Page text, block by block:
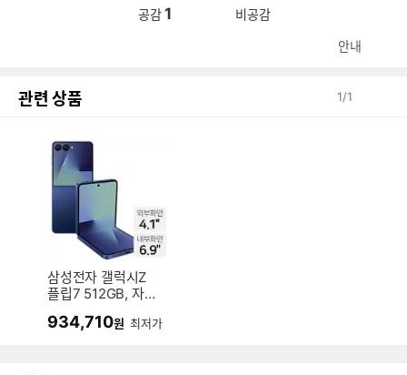
공감 1 비공감
안내
관련 상품 1/1
삼성전자 갤럭시Z
플립7 512GB, 자급
934,710원 최저가